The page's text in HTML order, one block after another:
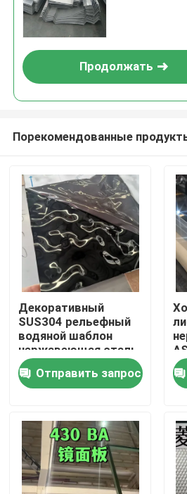
Продукты
Видеозаписи
Продолжать
Порекомендованные
Декоративный
SUS304 рельефный
водяной шаблон
нержавеющая сталь
для архитектурных
наружных
Отправить запрос